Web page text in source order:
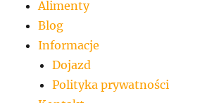
Alimenty
Blog
Informacje
Dojazd
Polityka prywatności